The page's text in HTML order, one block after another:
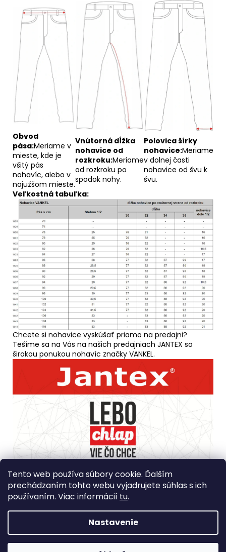
Tento web používa súbory cookie. Ďalším
prechádzaním tohto webu vyjadrujete súhlas s ich
používaním. Viac informácií tu.
Nastavenie
Obvod
pása:Meriame v
mieste, kde je
všitý pás
nohavíc, alebo v
najužšom mieste.
Vnútorná dĺžka
nohavice od
rozkroku:Meriame
od rozkroku po
spodok nohy.
Polovica šírky
nohavice:Meriame
v dolnej časti
nohavice od švu k
švu.
Veľkostná tabuľka:
Chcete si nohavice vyskúšať priamo na predajni?
Tešíme sa na Vás na našich predajniach JANTEX so
širokou ponukou nohavíc značky VANKEL.
max 40?. Nebieliť, nesušiť v bubnovej sušičke, sušiť
naruby, žehliť naruby pri maximálnej teplote 150?,
nečistiť chemicky.
á Copyright 2026Jantex - men´s collection s. r. o.. Všetky